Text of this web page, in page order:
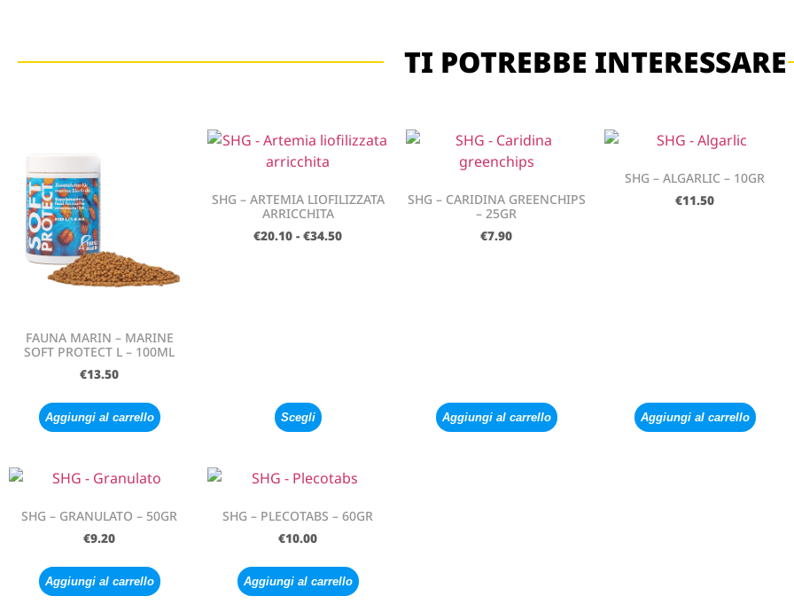
TI POTREBBE INTERESSARE
FAUNA MARIN – MARINE
SOFT PROTECT L – 100ML
€13.50
Aggiungi al carrello
SHG – ARTEMIA LIOFILIZZATA
ARRICCHITA
€20.10 - €34.50
Scegli
SHG – CARIDINA GREENCHIPS
– 25GR
€7.90
Aggiungi al carrello
SHG – ALGARLIC – 10GR
€11.50
Aggiungi al carrello
SHG – GRANULATO – 50GR
€9.20
Aggiungi al carrello
SHG – PLECOTABS – 60GR
€10.00
Aggiungi al carrello